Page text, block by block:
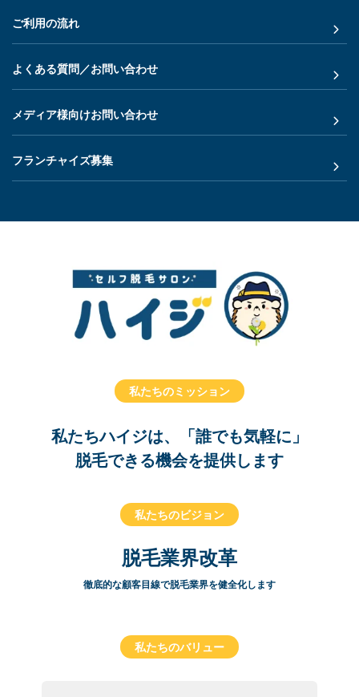
ご利用の流れ
よくある質問／お問い合わせ
メディア様向けお問い合わせ
フランチャイズ募集
私たちのミッション
私たちハイジは、「誰でも気軽に」
脱毛できる機会を提供します
私たちのビジョン
脱毛業界改革
徹底的な顧客目線で脱毛業界を健全化します
私たちのバリュー